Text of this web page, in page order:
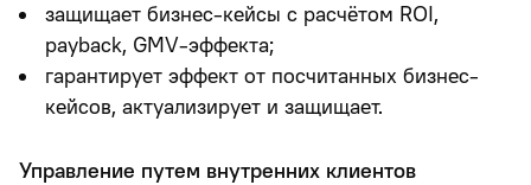
защищает бизнес-кейсы с расчётом ROI,
payback, GMV-эффекта;
гарантирует эффект от посчитанных бизнес-
кейсов, актуализирует и защищает.
Управление путем внутренних клиентов